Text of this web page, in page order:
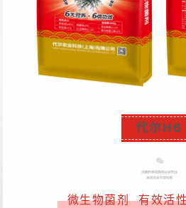
代尔H6
微生物菌剂 有效活